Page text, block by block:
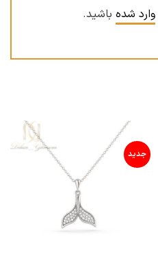
وارد شده باشید.
جدید